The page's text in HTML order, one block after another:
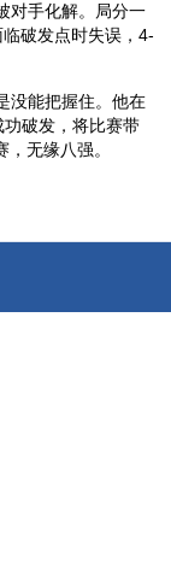
对手化解。局分一
破发点时失误，4-
能把握住。他在
破发，将比赛带
无缘八强。